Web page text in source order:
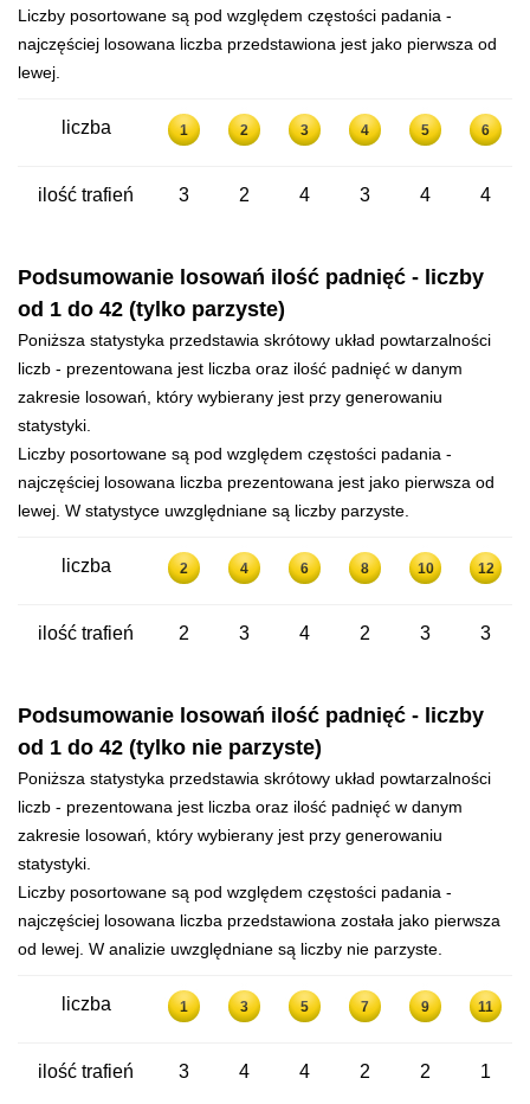
Liczby posortowane są pod względem częstości padania -
najczęściej losowana liczba przedstawiona jest jako pierwsza od
lewej.
liczba 1 2 3 4 5 6
ilość trafień 3 2 4 3 4 4
Podsumowanie losowań ilość padnięć - liczby
od 1 do 42 (tylko parzyste)
Poniższa statystyka przedstawia skrótowy układ powtarzalności
liczb - prezentowana jest liczba oraz ilość padnięć w danym
zakresie losowań, który wybierany jest przy generowaniu
statystyki.
Liczby posortowane są pod względem częstości padania -
najczęściej losowana liczba prezentowana jest jako pierwsza od
lewej. W statystyce uwzględniane są liczby parzyste.
liczba 2 4 6 8 10 12
ilość trafień 2 3 4 2 3 3
Podsumowanie losowań ilość padnięć - liczby
od 1 do 42 (tylko nie parzyste)
Poniższa statystyka przedstawia skrótowy układ powtarzalności
liczb - prezentowana jest liczba oraz ilość padnięć w danym
zakresie losowań, który wybierany jest przy generowaniu
statystyki.
Liczby posortowane są pod względem częstości padania -
najczęściej losowana liczba przedstawiona została jako pierwsza
od lewej. W analizie uwzględniane są liczby nie parzyste.
liczba 1 3 5 7 9 11
ilość trafień 3 4 4 2 2 1